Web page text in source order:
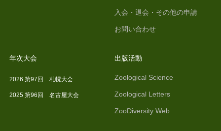
入会・退会・その他の申請
お問い合わせ
年次大会
2026 第97回 札幌大会
2025 第96回 名古屋大会
出版活動
Zoological Science
Zoological Letters
ZooDiversity Web